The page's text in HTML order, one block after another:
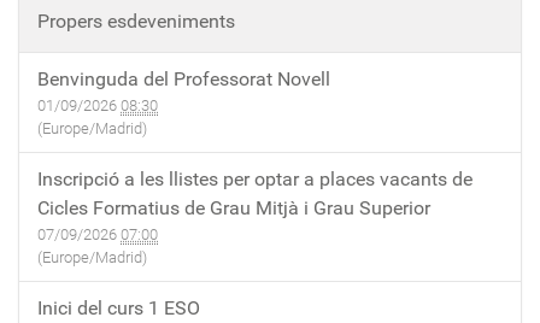
Propers esdeveniments
Benvinguda del Professorat Novell
01/09/2026 08:30
(Europe/Madrid)
Inscripció a les llistes per optar a places vacants de
Cicles Formatius de Grau Mitjà i Grau Superior
07/09/2026 07:00
(Europe/Madrid)
Inici del curs 1 ESO